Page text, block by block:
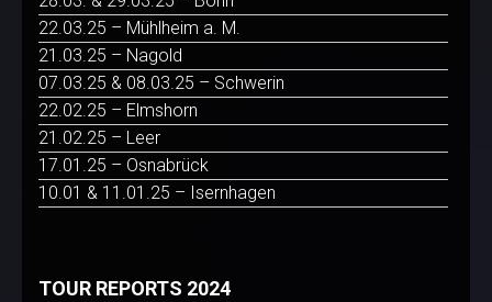
22.03.25 – Mühlheim a. M.
21.03.25 – Nagold
07.03.25 & 08.03.25 – Schwerin
22.02.25 – Elmshorn
21.02.25 – Leer
17.01.25 – Osnabrück
10.01 & 11.01.25 – Isernhagen
TOUR REPORTS 2024